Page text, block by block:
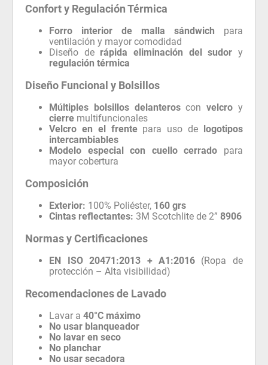
Confort y Regulación Térmica
Forro interior de malla sándwich para
ventilación y mayor comodidad
Diseño de rápida eliminación del sudor y
regulación térmica
Diseño Funcional y Bolsillos
Múltiples bolsillos delanteroscon velcroy
cierre multifuncionales
Velcro en el frentepara uso de logotipos
intercambiables
Modelo especial con cuello cerrado para
mayor cobertura
Composición
Exterior: 100% Poliéster, 160 grs
Cintas reflectantes: 3M Scotchlite de 2”8906
Normas y Certificaciones
EN ISO 20471:2013 + A1:2016(Ropa de
protección – Alta visibilidad)
Recomendaciones de Lavado
Lavar a40°C máximo
No usar blanqueador
No lavar en seco
No planchar
No usar secadora